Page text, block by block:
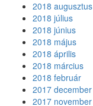
2018 augusztus
2018 július
2018 június
2018 május
2018 április
2018 március
2018 február
2017 december
2017 november